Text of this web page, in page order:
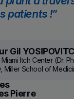
patients !
Gil
Itch Center (Dr.
Miller School of
Pierre